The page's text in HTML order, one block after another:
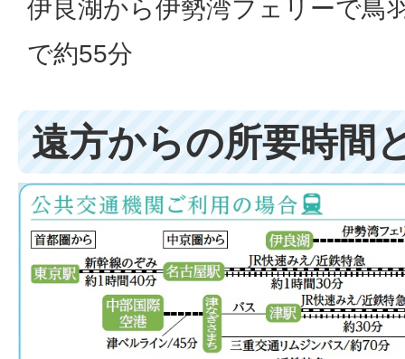
伊良湖から伊勢湾フェリーで鳥
で約55分
遠方からの所要時間